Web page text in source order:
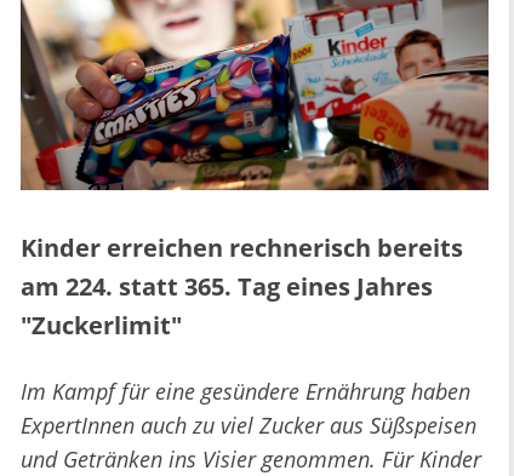
Kinder erreichen rechnerisch bereits
am 224. statt 365. Tag eines Jahres
"Zuckerlimit"
Im Kampf für eine gesündere Ernährung haben
ExpertInnen auch zu viel Zucker aus Süßspeisen
und Getränken ins Visier genommen. Für Kinder